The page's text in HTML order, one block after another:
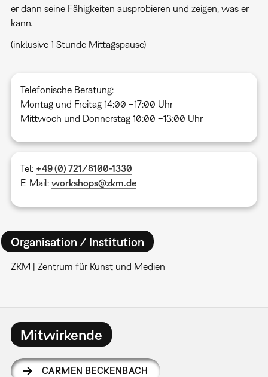
er dann seine Fähigkeiten ausprobieren und zeigen, was er
kann.
(inklusive 1 Stunde Mittagspause)
Telefonische Beratung:
Montag und Freitag 14:00 –17:00 Uhr
Mittwoch und Donnerstag 10:00 –13:00 Uhr
Tel: +49 (0) 721/8100-1330
E-Mail: workshops@zkm.de
Organisation / Institution
ZKM | Zentrum für Kunst und Medien
Mitwirkende
CARMEN BECKENBACH